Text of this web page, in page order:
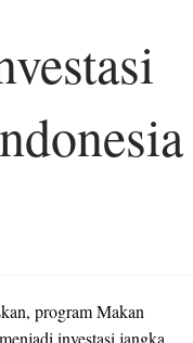
program Makan
investasi jangka